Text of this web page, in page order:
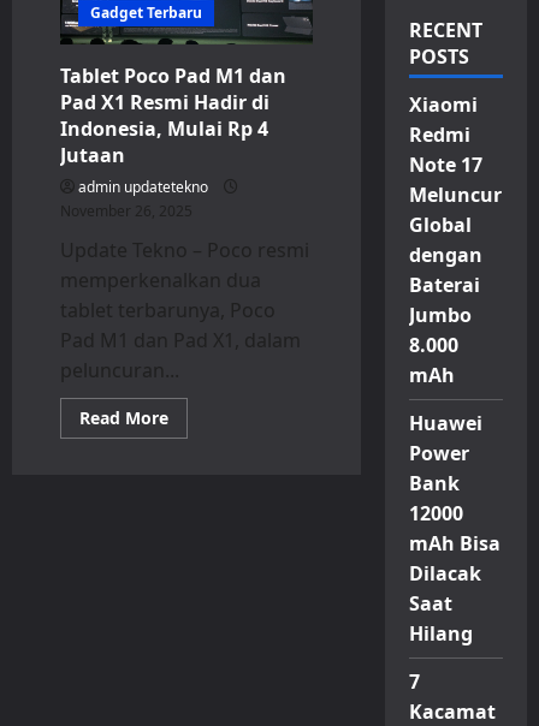
Gadget Terbaru
Tablet Poco Pad M1 dan
Pad X1 Resmi Hadir di
Indonesia, Mulai Rp 4
Jutaan
admin updatetekno
November 26, 2025
Update Tekno – Poco resmi
memperkenalkan dua
tablet terbarunya, Poco
Pad M1 dan Pad X1, dalam
peluncuran...
Read MoreRead
more
RECENT
POSTS
Xiaomi
Redmi
Note 17
Meluncur
Global
dengan
Baterai
Jumbo
8.000
mAh
Huawei
Power
Bank
12000
mAh Bisa
Dilacak
Saat
Hilang
7
Kacamat